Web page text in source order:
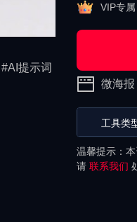
提示词
VIP专属
微海报
工具类
温馨提示：
请 联系我们